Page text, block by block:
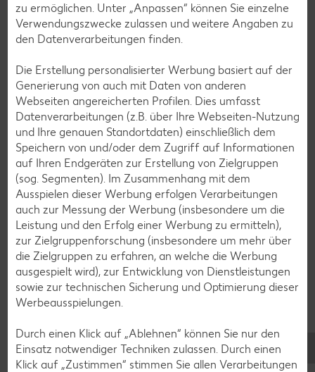
Pasta-Rezepte
Sushi-Rezepte
Flammkuchen-Rezepte
Frühstücksrezepte
Salat-Rezepte
Spargel-Rezepte
Fleisch-Rezepte
Fisch-Rezepte
Geflügel-Rezepte
Lamm-Rezepte
Grill-Rezepte
Muffin-Rezepte
Apfelkuchen-Rezepte
zu ermöglichen. Unter „Anpassen“ können Sie einzelne
Verwendungszwecke zulassen und weitere Angaben zu
den Datenverarbeitungen finden.
Die Erstellung personalisierter Werbung basiert auf der
Generierung von auch mit Daten von anderen
Webseiten angereicherten Profilen. Dies umfasst
Datenverarbeitungen (z.B. über Ihre Webseiten-Nutzung
und Ihre genauen Standortdaten) einschließlich dem
Speichern von und/oder dem Zugriff auf Informationen
auf Ihren Endgeräten zur Erstellung von Zielgruppen
(sog. Segmenten). Im Zusammenhang mit dem
Ausspielen dieser Werbung erfolgen Verarbeitungen
auch zur Messung der Werbung (insbesondere um die
Leistung und den Erfolg einer Werbung zu ermitteln),
zur Zielgruppenforschung (insbesondere um mehr über
die Zielgruppen zu erfahren, an welche die Werbung
ausgespielt wird), zur Entwicklung von Dienstleistungen
sowie zur technischen Sicherung und Optimierung dieser
Werbeausspielungen.
Durch einen Klick auf „Ablehnen“ können Sie nur den
Einsatz notwendiger Techniken zulassen. Durch einen
Klick auf „Zustimmen“ stimmen Sie allen Verarbeitungen